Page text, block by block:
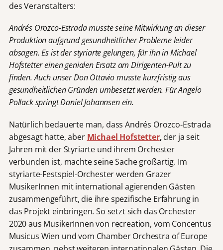
des Veranstalters:
Andrés Orozco-Estrada musste seine Mitwirkung an dieser
Produktion aufgrund gesundheitlicher Probleme leider
absagen. Es ist der styriarte gelungen, für ihn in Michael
Hofstetter einen genialen Ersatz am Dirigenten-Pult zu
finden. Auch unser Don Ottavio musste kurzfristig aus
gesundheitlichen Gründen umbesetzt werden. Für Angelo
Pollack springt Daniel Johannsen ein.
Natürlich bedauerte man, dass Andrés Orozco-Estrada
abgesagt hatte, aber Michael Hofstetter,der ja seit
Jahren mit der Styriarte und ihrem Orchester
verbunden ist, machte seine Sache großartig. Im
styriarte-Festspiel-Orchester werden Grazer
MusikerInnen mit international agierenden Gästen
zusammengeführt, die ihre spezifische Erfahrung in
das Projekt einbringen. So setzt sich das Orchester
2020 aus MusikerInnen von recreation, vom Concentus
Musicus Wien und vom Chamber Orchestra of Europe